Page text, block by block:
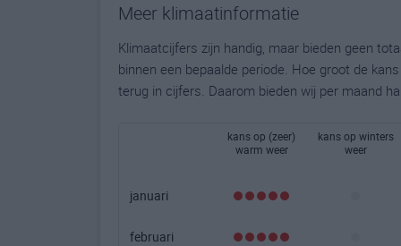
Meer klimaatinformatie
Klimaatcijfers zijn handig, maar bieden geen
binnen een bepaalde periode. Hoe groot de
terug in cijfers. Daarom bieden wij per maand
kans op (zeer)
warm weer
kans op winters
weer
januari
februari